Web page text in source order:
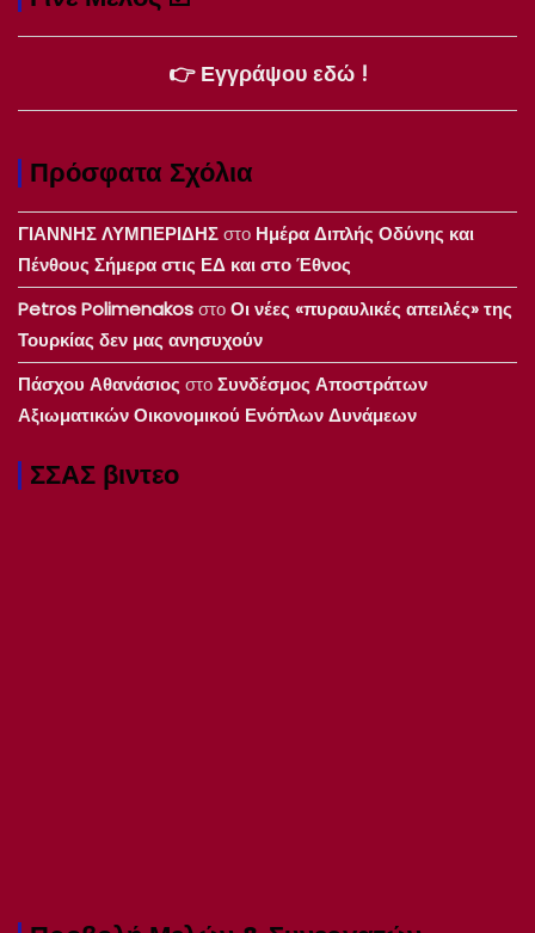
👉 Εγγράψου εδώ !
Πρόσφατα Σχόλια
ΓΙΑΝΝΗΣ ΛΥΜΠΕΡΙΔΗΣστο Ημέρα Διπλής Οδύνης και
Πένθους Σήμερα στις ΕΔ και στο Έθνος
Petros PolimenakosστοΟι νέες «πυραυλικές απειλές» της
Τουρκίας δεν μας ανησυχούν
Πάσχου Αθανάσιος στοΣυνδέσμος Αποστράτων
Αξιωματικών Οικονομικού Ενόπλων Δυνάμεων
ΣΣΑΣ βιντεο